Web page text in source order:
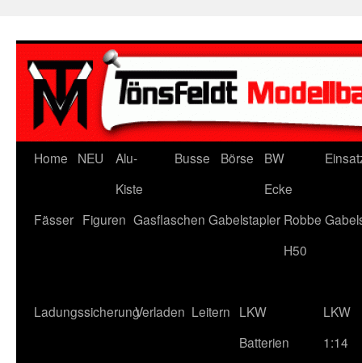
Home NEU
Alu-
Kiste
Busse Börse
BW
Ecke
Fässer Figuren Gasflaschen Gabelstapler Robbe
H50
LadungssicherungVerladen Leitern LKW
Batterien
LKW
1:14